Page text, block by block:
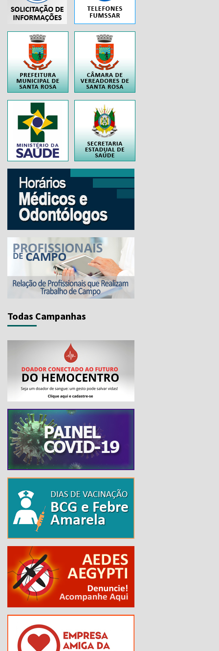
Todas Campanhas